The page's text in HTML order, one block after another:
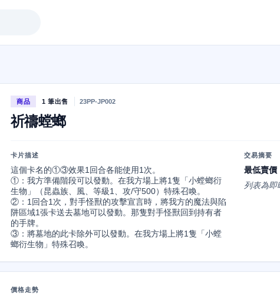
商品 1 筆出售 23PP-JP002
祈禱螳螂
卡片描述
這個卡名的①③效果1回合各能使用1次。
①：我方準備階段可以發動。在我方場上將1隻「小螳螂衍
生物」（昆蟲族、風、等級1、攻/守500）特殊召喚。
②：1回合1次，對手怪獸的攻擊宣言時，將我方的魔法與陷
阱區域1張卡送去墓地可以發動。那隻對手怪獸回到持有者
的手牌。
③：將墓地的此卡除外可以發動。在我方場上將1隻「小螳
螂衍生物」特殊召喚。
交易摘要
最低賣價
列表為即
價格走勢